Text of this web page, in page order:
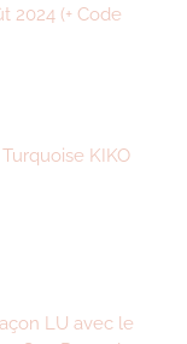
2024 (+ Code
KIKO
LU avec le